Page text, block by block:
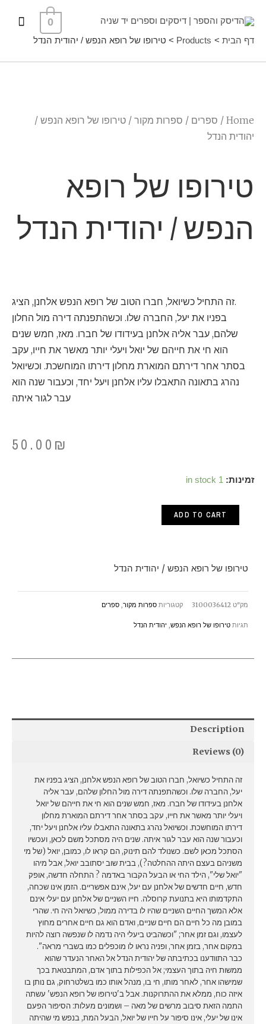
0
דף הבית Products טירופו של רופא הנפש / יהודית הנדל
Home
/ ספרים / ספרות מקור / טירופו של רופא הנפש /
יהודית הנדל
טירופו של רופא
הנפש / יהודית הנדל
.זה התחיל כשיואל, חברו הטוב של רופא הנפש אלחנן, הציג
בפניו את יעל, החברה שלו. וכשהתפנתה דירה מול החלון
שלהם, עבר אליה אלחנן בעידודו של חברו. מאז, חמש שנים
הוא חי את חייהם של יואל ויעלי יותר מאשר את חייו, עקב
בסתר אחר דירתם המוארת מחלון דירתו המוחשכת. וכשיואל
נהרג בתאונה התאבלו עליו אלחנן ויעל יחד, וכעבור שנה הוא
עבר לגור איתה
50.00 ₪
זמינות: 1 in stock טירופו
הנדל
ADD TO CART
טירופו של רופא הנפש / יהודית הנדל
מק"ט 3100036412 קטגוריות ספרות מקור, ספרים
תגיות טירופו של רופא הנפש, יהודית הנדל
Description
Reviews (0)
זה התחיל כשיואל, חברו הטוב של רופא הנפש אלחנן, הציג בפניו את
יעל, החברה שלו. וכשהתפנתה דירה מול החלון שלהם, עבר אליה
אלחנן בעידודו של חברו. מאז, חמש שנים הוא חי את חייהם של יואל
ויעלי יותר מאשר את חייו, עקב בסתר אחר דירתם המוארת מחלון
דירתו המוחשכת. וכשיואל נהרג בתאונה התאבלו עליו אלחנן ויעל יחד,
וכעבור שנה הוא עבר לגור איתה. שנים היה מסתכל משם לכאן, ועכשיו
הסתכל מכאן לשם. כשנולד להם תינוק, הם קראו לו, כמובן, יואל (של מי
משניהם בעצם היתה ההחלטה?), בבית שוב יסתובב יואל, אבל מיהו
"יואל שלי", הילד החי או הבעל הקבור באדמה ? התחלה חדשה, אופק
חדש, חיים חדשים של אלחנן עם יעל, אינם אפשריים. הזמן אינו שכחה,
התקדמותו היא בתנועת קרוסלה. חייו השניים של אלחנן עם יעלי אינם
אלא המשך החיים השניים שהיו לו בדירה ממול, כשיואל היה חי. שהרי
במובן מה כל חיים הם חיים שניים, ואדם הוא גם חיים אחרים מחוץ
לעצמו, וגם זמן אחר; "וכשהביט ביעלי היה נדמה לו שנפשה רוצה להיות
במקום אחר, בזמן אחר, ופניה נראו לו מוכפלים כמו בשברי מראה".
כבר התוודענו בכתיבתה של יהודית הנדל אל האחר הנעדר שהוא
ממשות חיה בתוך העצמי; אל הכפילות בתוך אדם, המתבטאת בכך
שמישהו אחר, לאחר מותו, חי בו, מנהל אותו כמו בשלטרחוק, גם נותן בו
איזה כוח, ממלא את ההתרוקנות. אבל ב'טירופו של רופא הנפש' עשתה
התמה הזאת סיבוב מרשים של מאה – ושמונים מעלות: הסיפור הפעם
אינו של יעלי, אינו סיפור על חייו של יואל, הבעל המת, בנפש מי שהיתה